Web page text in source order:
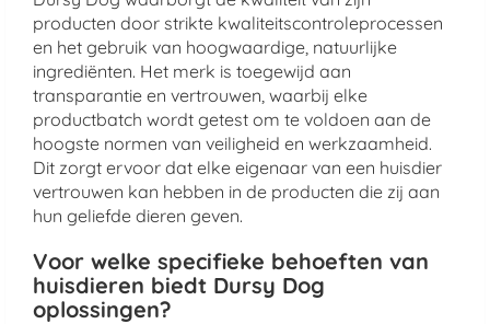
producten door strikte kwaliteitscontroleprocessen
en het gebruik van hoogwaardige, natuurlijke
ingrediënten. Het merk is toegewijd aan
transparantie en vertrouwen, waarbij elke
productbatch wordt getest om te voldoen aan de
hoogste normen van veiligheid en werkzaamheid.
Dit zorgt ervoor dat elke eigenaar van een huisdier
vertrouwen kan hebben in de producten die zij aan
hun geliefde dieren geven.
Voor welke specifieke behoeften van
huisdieren biedt Dursy Dog
oplossingen?